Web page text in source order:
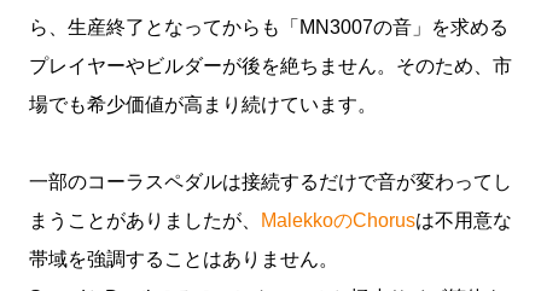
ら、生産終了となってからも「MN3007の音」を求める
プレイヤーやビルダーが後を絶ちません。そのため、市
場でも希少価値が高まり続けています。
一部のコーラスペダルは接続するだけで音が変わってし
まうことがありましたが、
MalekkoのChorusは不用意な
帯域を強調することはありません。